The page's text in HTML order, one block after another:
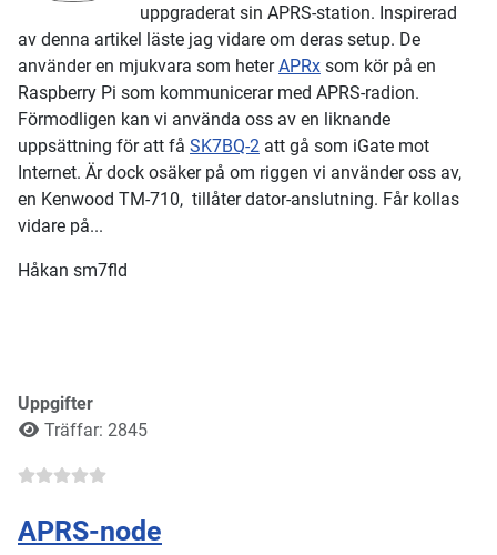
uppgraderat sin APRS-station. Inspirerad
av denna artikel läste jag vidare om deras setup. De
använder en mjukvara som heterAPRx som kör på en
Raspberry Pi som kommunicerar med APRS-radion.
Förmodligen kan vi använda oss av en liknande
uppsättning för att få SK7BQ-2 att gå som iGate mot
Internet. Är dock osäker på om riggen vi använder oss av,
en Kenwood TM-710, tillåter dator-anslutning. Får kollas
vidare på...
Håkan sm7fld
Uppgifter
Träffar: 2845
APRS-node